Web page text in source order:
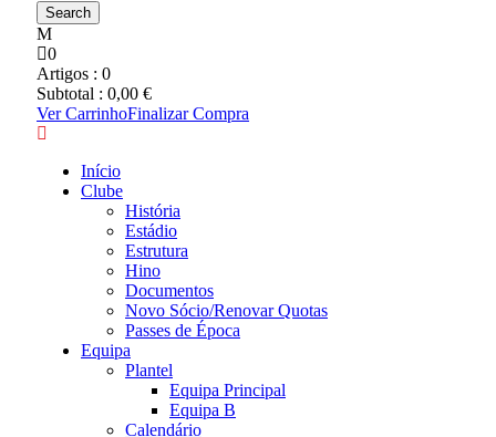
0
Artigos : 0
Subtotal : 0,00 €
Ver CarrinhoFinalizar Compra
Início
Clube
História
Estádio
Estrutura
Hino
Documentos
Novo Sócio/Renovar Quotas
Passes de Época
Equipa
Plantel
Equipa Principal
Equipa B
Calendário